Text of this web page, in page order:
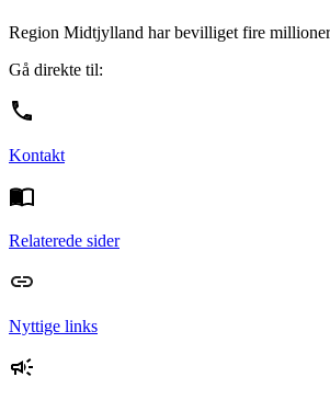
Region Midtjylland har bevilliget fire
Gå direkte til:
Kontakt
Relaterede sider
Nyttige links